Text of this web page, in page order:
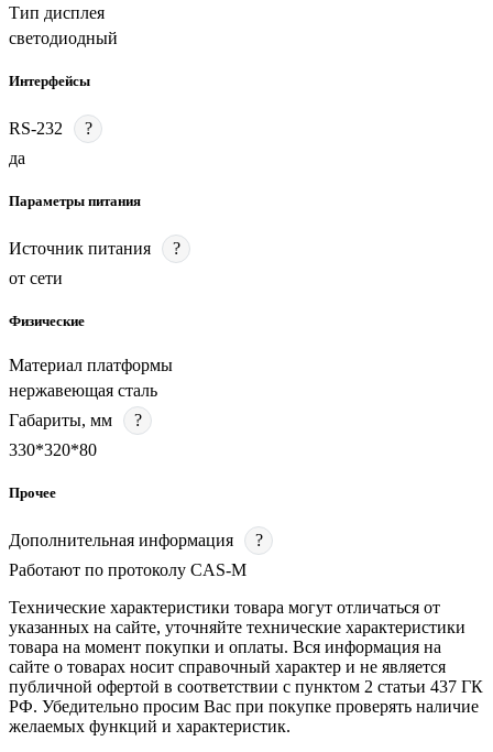
Тип дисплея
светодиодный
Интерфейсы
RS-232
?
да
Параметры питания
Источник питания
?
от сети
Физические
Материал платформы
нержавеющая сталь
Габариты, мм
?
330*320*80
Прочее
Дополнительная информация
?
Работают по протоколу CAS-M
Технические характеристики товара могут отличаться от
указанных на сайте, уточняйте технические характеристики
товара на момент покупки и оплаты. Вся информация на
сайте о товарах носит справочный характер и не является
публичной офертой в соответствии с пунктом 2 статьи 437 ГК
РФ. Убедительно просим Вас при покупке проверять наличие
желаемых функций и характеристик.